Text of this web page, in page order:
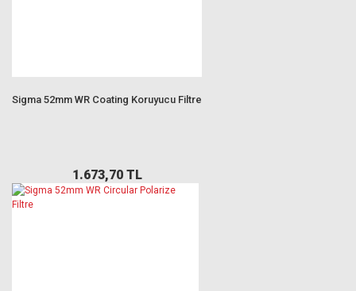
Sigma 52mm WR Coating Koruyucu Filtre
1.673,70 TL